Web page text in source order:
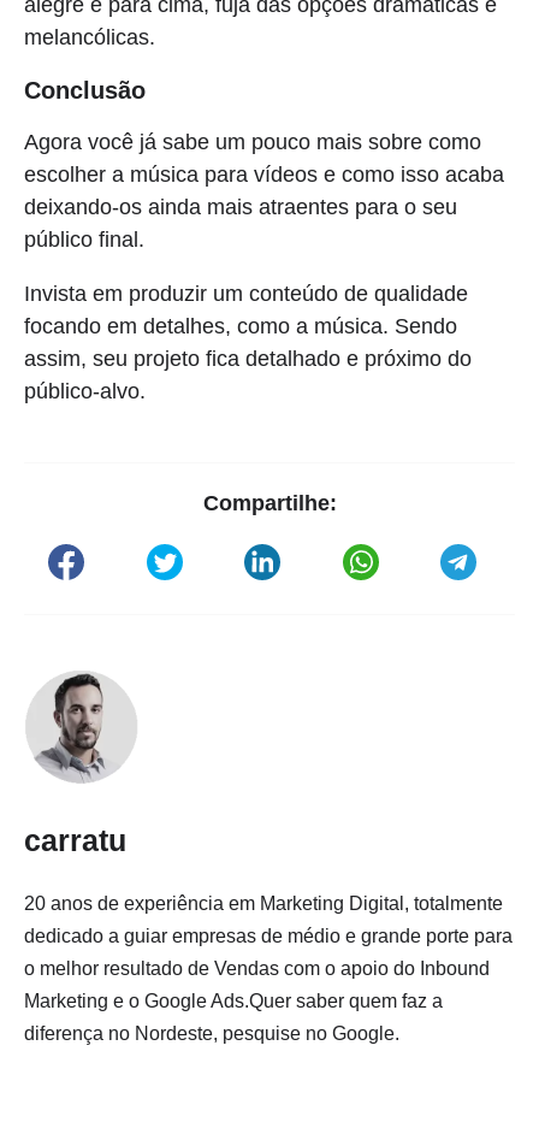
melancólicas.
Conclusão
Agora você já sabe um pouco mais sobre como
escolher a música para vídeos e como isso acaba
deixando-os ainda mais atraentes para o seu
público final.
Invista em produzir um conteúdo de qualidade
focando em detalhes, como a música. Sendo
assim, seu projeto fica detalhado e próximo do
público-alvo.
Compartilhe:
carratu
20 anos de experiência em Marketing Digital, totalmente
dedicado a guiar empresas de médio e grande porte para
o melhor resultado de Vendas com o apoio do Inbound
Marketing e o Google Ads.Quer saber quem faz a
diferença no Nordeste, pesquise no Google.